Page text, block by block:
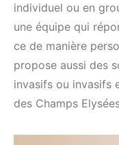
individuel ou en
une équipe qui
ce de manière
propose aussi des
invasifs ou invasifs
des Champs